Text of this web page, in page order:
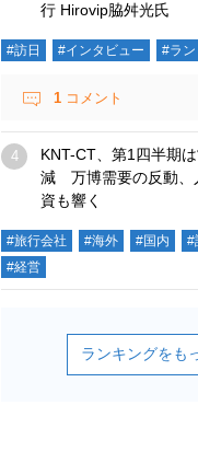
行 Hirovip脇舛光氏
#訪日 #インタビュー #ラ
1 コメント
KNT-CT、第1四半期
減 万博需要の反動、
資も響く
#旅行会社 #海外 #国内 #
#経営